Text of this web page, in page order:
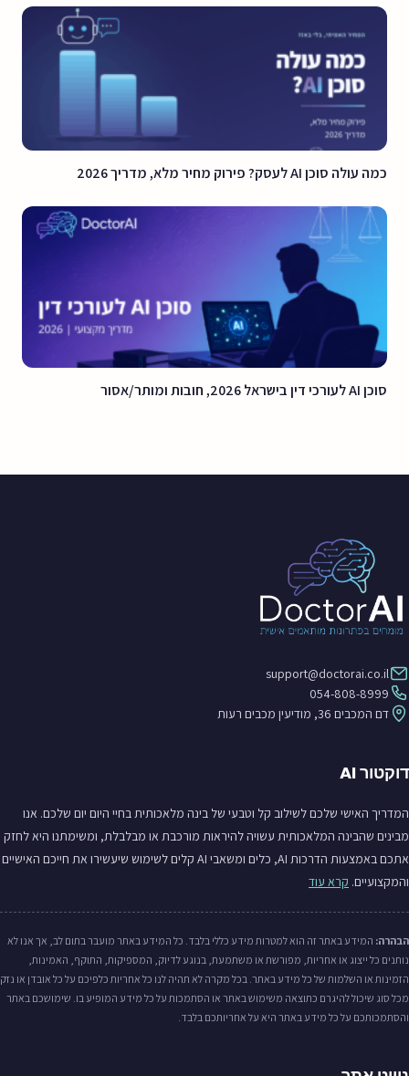
כמה עולה סוכן AI לעסק? פירוק מחיר מלא, מדריך 2026
סוכן AI לעורכי דין בישראל 2026, חובות ומותר/אסור
support@doctorai.co.il
054-808-8999
דם המכבים 36, מודיעין מכבים רעות
דוקטור AI
המדריך האישי שלכם לשילוב קל וטבעי של בינה מלאכותית בחיי היום יום שלכם. אנו
מבינים שהבינה המלאכותית עשויה להיראות מורכבת או מבלבלת, ומשימתנו היא לחזק
אתכם באמצעות הדרכות AI, כלים ומשאבי AI קלים לשימוש שיעשירו את חייכם האישיים
והמקצועיים. קרא עוד
הבהרה: המידע באתר זה הוא למטרות מידע כללי בלבד. כל המידע באתר מועבר בתום לב, אך אנו לא
נותנים כל ייצוג או אחריות, מפורשת או משתמעת, בנוגע לדיוק, המספיקות, התוקף, האמינות,
הזמינות או השלמות של כל מידע באתר. בכל מקרה לא תהיה לנו כל אחריות כלפיכם על כל אובדן או נזק
מכל סוג שיכול להיגרם כתוצאה משימוש באתר או הסתמכות על כל מידע המופיע בו. שימושכם באתר
והסתמכותכם על כל מידע באתר היא על אחריותכם בלבד.